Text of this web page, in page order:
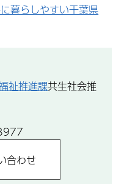
暮らしやすい千葉県
祉推進課共生社会推